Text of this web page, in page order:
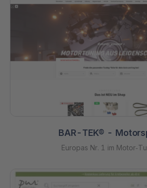
BAR-TEK® -
Europas Nr. 1 im